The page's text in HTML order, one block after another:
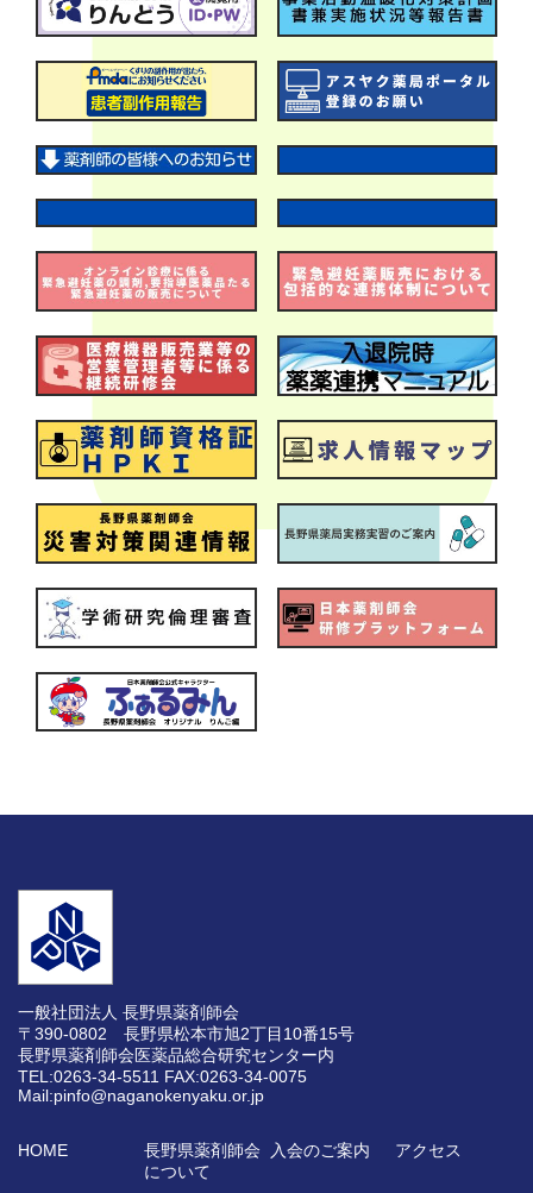
一般社団法人 長野県薬剤師会
〒390-0802 長野県松本市旭2丁目10番15号
長野県薬剤師会医薬品総合研究センター内
TEL:0263-34-5511 FAX:0263-34-0075
Mail:pinfo@naganokenyaku.or.jp
HOME
長野県薬剤師会
について
入会のご案内 アクセス